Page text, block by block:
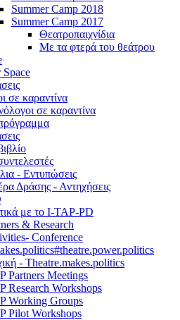
Summer Camp 2018
Summer Camp 2017
Θεατροπαιχνίδια
Με τα φτερά του θεάτρου
Space
σε καραντίνα
σε καραντίνα
- Εντυπώσεις
Δράσης - Αντηχήσεις
με το I-TAP-PD
& Research
Conference
- Theatre.makes.politics
Partners Meetings
Research Workshops
Working Groups
Pilot Workshops